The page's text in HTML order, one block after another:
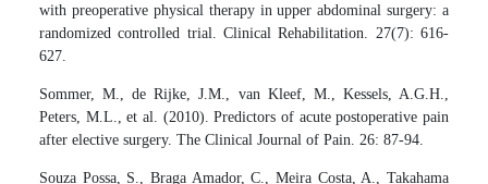
with preoperative physical therapy in upper abdominal surgery: a
randomized controlled trial. Clinical Rehabilitation. 27(7): 616-
627.
Sommer, M., de Rijke, J.M., van Kleef, M., Kessels, A.G.H.,
Peters, M.L., et al. (2010). Predictors of acute postoperative pain
after elective surgery. The Clinical Journal of Pain. 26: 87-94.
Souza Possa, S., Braga Amador, C., Meira Costa, A., Takahama